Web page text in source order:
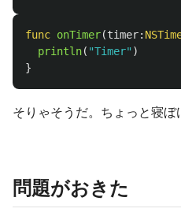
func onTimer(timer:
println( "Timer" )
}
そりゃそうだ。ちょっと寝ぼ
問題がおきた